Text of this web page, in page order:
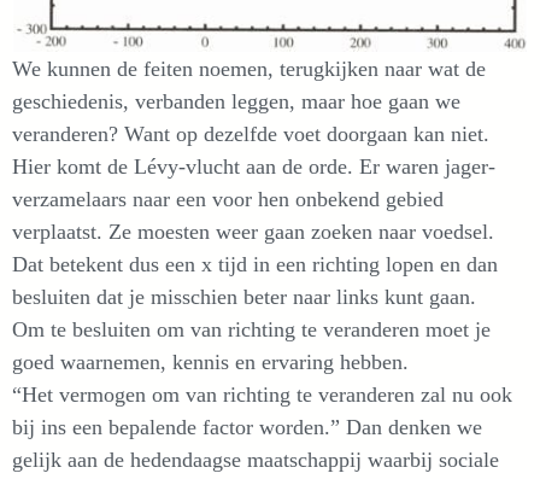
We kunnen de feiten noemen, terugkijken naar wat de
geschiedenis, verbanden leggen, maar hoe gaan we
veranderen? Want op dezelfde voet doorgaan kan niet.
Hier komt de Lévy-vlucht aan de orde. Er waren jager-
verzamelaars naar een voor hen onbekend gebied
verplaatst. Ze moesten weer gaan zoeken naar voedsel.
Dat betekent dus een x tijd in een richting lopen en dan
besluiten dat je misschien beter naar links kunt gaan.
Om te besluiten om van richting te veranderen moet je
goed waarnemen, kennis en ervaring hebben.
“Het vermogen om van richting te veranderen zal nu ook
bij ins een bepalende factor worden.” Dan denken we
gelijk aan de hedendaagse maatschappij waarbij sociale